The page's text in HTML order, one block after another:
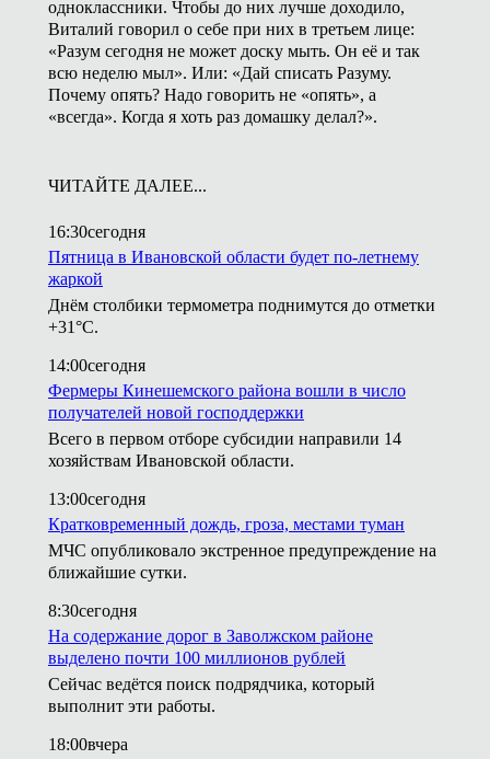
одноклассники. Чтобы до них лучше доходило,
Виталий говорил о себе при них в третьем лице:
«Разум сегодня не может доску мыть. Он её и так
всю неделю мыл». Или: «Дай списать Разуму.
Почему опять? Надо говорить не «опять», а
«всегда». Когда я хоть раз домашку делал?».
ЧИТАЙТЕ ДАЛЕЕ...
16:30сегодня
Пятница в Ивановской области будет по-летнему
жаркой
Днём столбики термометра поднимутся до отметки
+31°С.
14:00сегодня
Фермеры Кинешемского района вошли в число
получателей новой господдержки
Всего в первом отборе субсидии направили 14
хозяйствам Ивановской области.
13:00сегодня
Кратковременный дождь, гроза, местами туман
МЧС опубликовало экстренное предупреждение на
ближайшие сутки.
8:30сегодня
На содержание дорог в Заволжском районе
выделено почти 100 миллионов рублей
Сейчас ведётся поиск подрядчика, который
выполнит эти работы.
18:00вчера